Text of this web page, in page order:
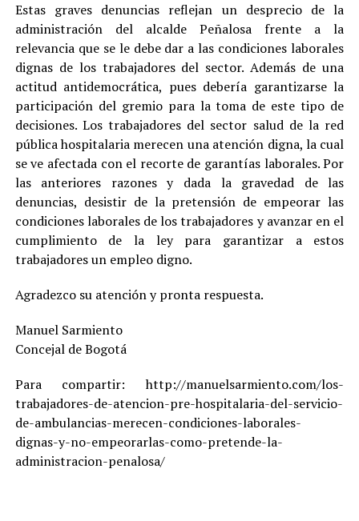
Estas graves denuncias reflejan un desprecio de la
administración del alcalde Peñalosa frente a la
relevancia que se le debe dar a las condiciones laborales
dignas de los trabajadores del sector. Además de una
actitud antidemocrática, pues debería garantizarse la
participación del gremio para la toma de este tipo de
decisiones. Los trabajadores del sector salud de la red
pública hospitalaria merecen una atención digna, la cual
se ve afectada con el recorte de garantías laborales. Por
las anteriores razones y dada la gravedad de las
denuncias, desistir de la pretensión de empeorar las
condiciones laborales de los trabajadores y avanzar en el
cumplimiento de la ley para garantizar a estos
trabajadores un empleo digno.
Agradezco su atención y pronta respuesta.
Manuel Sarmiento
Concejal de Bogotá
Para compartir: http://manuelsarmiento.com/los-
trabajadores-de-atencion-pre-hospitalaria-del-servicio-
de-ambulancias-merecen-condiciones-laborales-
dignas-y-no-empeorarlas-como-pretende-la-
administracion-penalosa/